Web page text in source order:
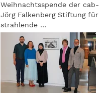
Weihnachtsspende der cab-
Jörg Falkenberg Stiftung für
strahlende …